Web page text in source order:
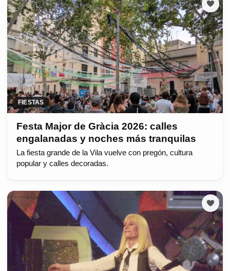
FIESTAS
Festa Major de Gràcia 2026: calles
engalanadas y noches más tranquilas
La fiesta grande de la Vila vuelve con pregón, cultura
popular y calles decoradas.